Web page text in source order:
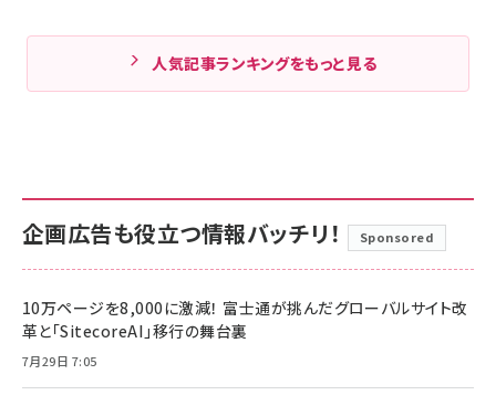
人気記事ランキングをもっと見る
企画広告も役立つ情報バッチリ！ Sponsored
10万ページを8,000に激減！ 富士通が挑んだグローバルサイト改
革と「SitecoreAI」移行の舞台裏
7月29日 7:05